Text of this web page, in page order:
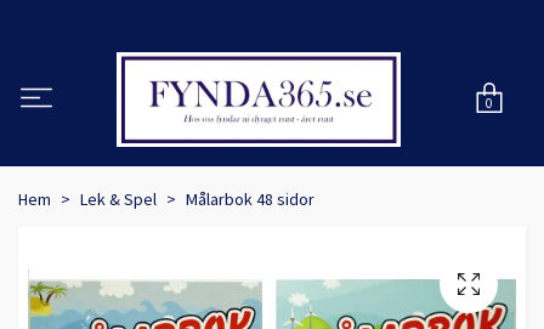
0
Hem Lek & Spel Målarbok 48 sidor